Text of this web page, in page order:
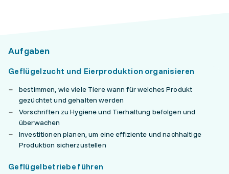
Aufgaben
Geflügelzucht und Eierproduktion organisieren
bestimmen, wie viele Tiere wann für welches Produkt
gezüchtet und gehalten werden
Vorschriften zu Hygiene und Tierhaltung befolgen und
überwachen
Investitionen planen, um eine effiziente und nachhaltige
Produktion sicherzustellen
Geflügelbetriebe führen